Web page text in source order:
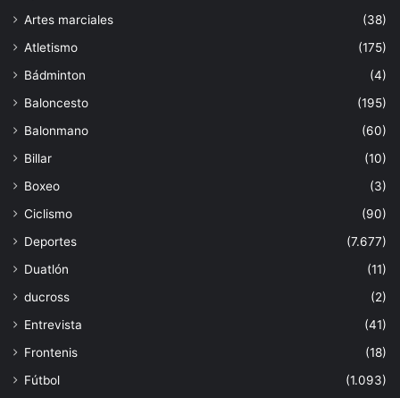
Artes marciales
(38)
Atletismo
(175)
Bádminton
(4)
Baloncesto
(195)
Balonmano
(60)
Billar
(10)
Boxeo
(3)
Ciclismo
(90)
Deportes
(7.677)
Duatlón
(11)
ducross
(2)
Entrevista
(41)
Frontenis
(18)
Fútbol
(1.093)